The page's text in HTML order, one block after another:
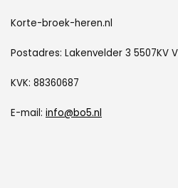
Korte-broek-heren.nl
Postadres: Lakenvelder 3 5507KV
KVK: 88360687
E-mail: info@bo5.nl